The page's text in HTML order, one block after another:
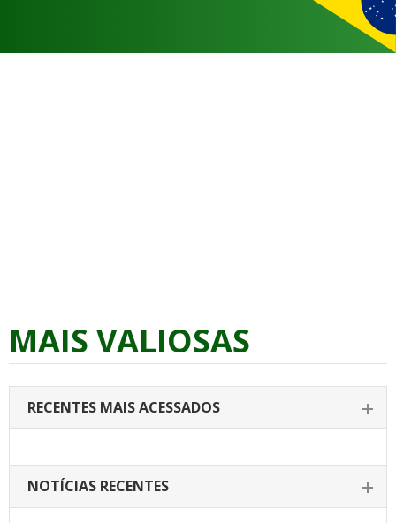
MAIS VALIOSAS
RECENTES MAIS ACESSADOS
NOTÍCIAS RECENTES